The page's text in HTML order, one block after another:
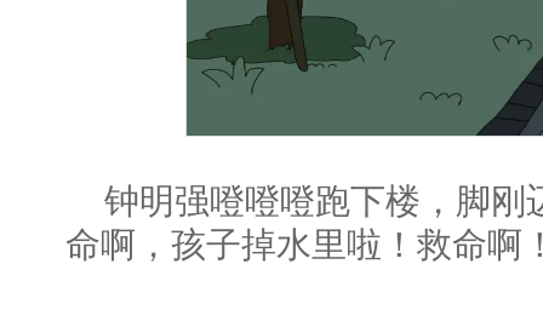
钟明强噔噔噔跑下楼，脚刚
命啊，孩子掉水里啦！救命啊